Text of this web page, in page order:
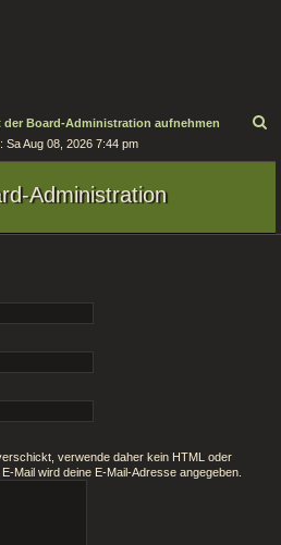
Board-Administration aufnehmen
Sa Aug 08, 2026 7:44 pm
Administration
verwende daher kein HTML oder
Mail wird deine E-Mail-Adresse angegeben.